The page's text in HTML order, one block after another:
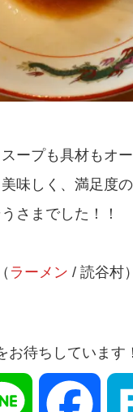
ープも具材もオ
味しく、満足度
さまでした！！
（ ラーメン / 読谷村
お待ちしています！
Line